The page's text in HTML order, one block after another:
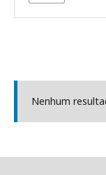
Nenhum